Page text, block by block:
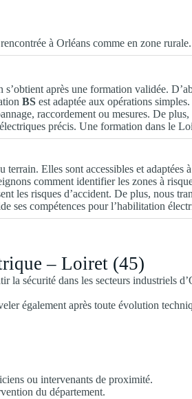
à Orléans comme en zone rurale.
après une formation validée.
BS est adaptée aux opérations
raccordement ou mesures. De plus,
précis. Une formation dans le
Elles sont accessibles et
comment identifier les zones à
les risques d’accident. De plus, nous
ses compétences pour l’habilitation
– Loiret (45)
la sécurité dans les secteurs industriels
également après toute évolution
ou intervenants de proximité.
du département.